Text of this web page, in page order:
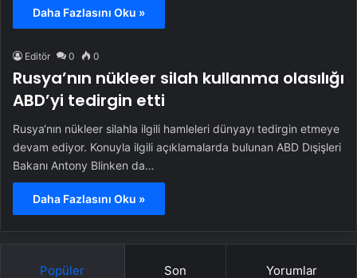
Daha Fazlasını Oku »
Editör 0 0
Rusya’nın nükleer silah kullanma olasılığı
ABD’yi tedirgin etti
Rusya‘nın nükleer silahla ilgili hamleleri dünyayı tedirgin etmeye
devam ediyor. Konuyla ilgili açıklamalarda bulunan ABD Dışişleri
Bakanı Antony Blinken da…
Daha Fazlasını Oku »
Popüler Son Yorumlar